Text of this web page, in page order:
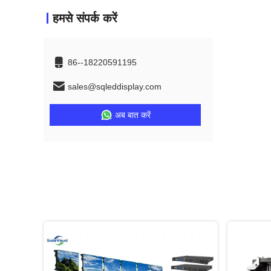
हमसे संपर्क करें
86--18220591195
sales@sqleddisplay.com
अब बात करें